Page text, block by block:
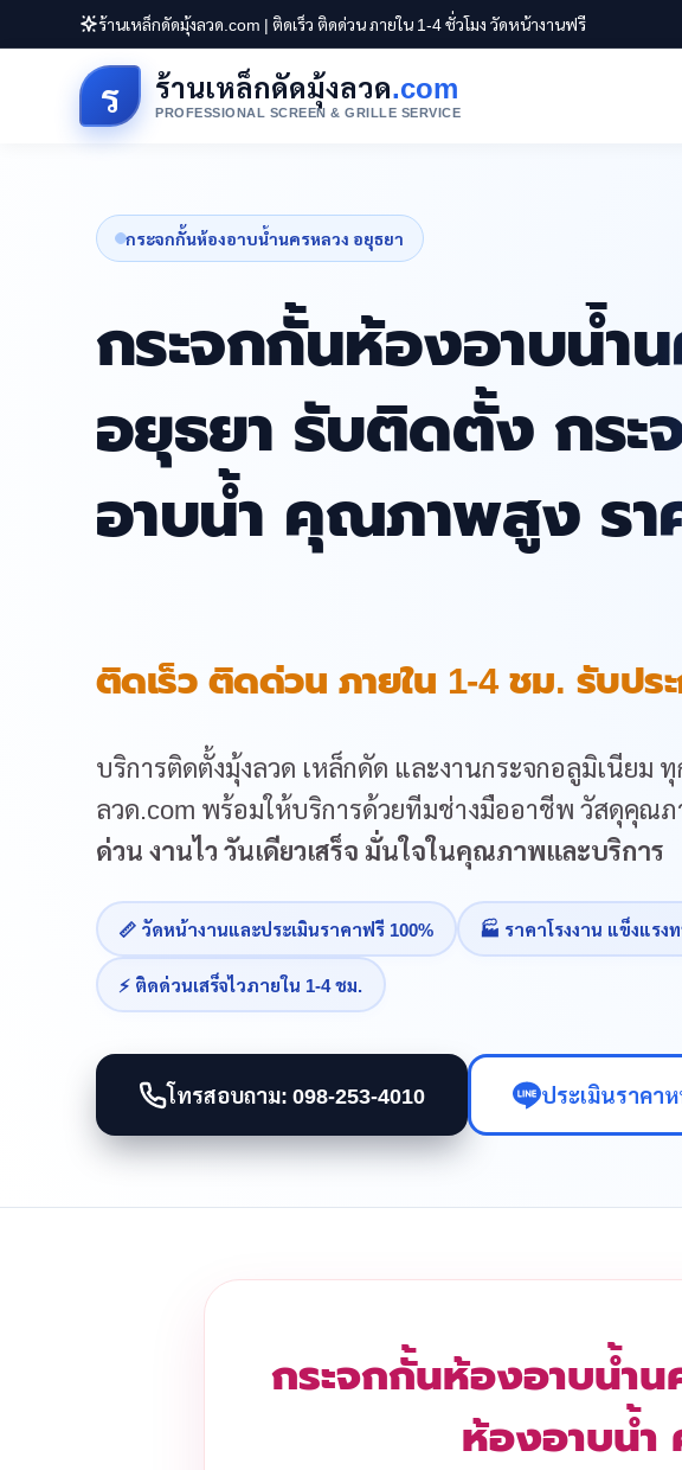
ร้านเหล็กดัดมุ้งลวด.com | ติดเร็ว ติดด่วน ภายใน 1-4 ชั่วโมง วัดหน้างานฟรี
ร ร้านเหล็กดัดมุ้งลวด.com
PROFESSIONAL SCREEN & GRILLE SERVICE
กระจกกั้นห้องอาบน้ำนครหลวง อยุธยา
กระจกกั้นห้องอาบน้ำ
อยุธยา รับติดตั้ง กร
อาบน้ำ คุณภาพสูง ร
ติดเร็ว ติดด่วน ภายใน 1-4 ชม. รับปร
บริการติดตั้งมุ้งลวด เหล็กดัด และงานกระจกอลูมิเนียม
ลวด.com พร้อมให้บริการด้วยทีมช่างมืออาชีพ วัสดุคุณ
ด่วน งานไว วันเดียวเสร็จ มั่นใจในคุณภาพและบริการ
📏 วัดหน้างานและประเมินราคาฟรี 100% 🏭 ราคาโรงงาน แข็งแรง
⚡ ติดด่วนเสร็จไวภายใน 1-4 ชม.
โทรสอบถาม: 098-253-4010 ประเมินราคา
กระจกกั้นห้องอาบน้ำ
ห้องอาบน้